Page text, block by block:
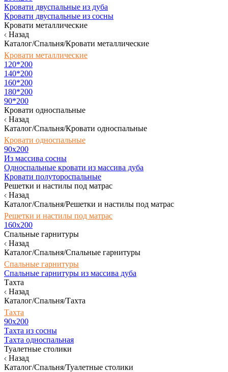
Кровати двуспальные из дуба
Кровати двуспальные из сосны
Кровати металлические
Назад
Каталог/Спальня/Кровати металлические
Кровати металлические
120*200
140*200
160*200
180*200
90*200
Кровати односпальные
Назад
Каталог/Спальня/Кровати односпальные
Кровати односпальные
90х200
Из массива сосны
Односпальные кровати из массива дуба
Кровати полутороспальные
Решетки и настилы под матрас
Назад
Каталог/Спальня/Решетки и настилы под матрас
Решетки и настилы под матрас
160х200
Спальные гарнитуры
Назад
Каталог/Спальня/Спальные гарнитуры
Спальные гарнитуры
Спальные гарнитуры из массива дуба
Тахта
Назад
Каталог/Спальня/Тахта
Тахта
90х200
Тахта из сосны
Тахта односпальная
Туалетные столики
Назад
Каталог/Спальня/Туалетные столики